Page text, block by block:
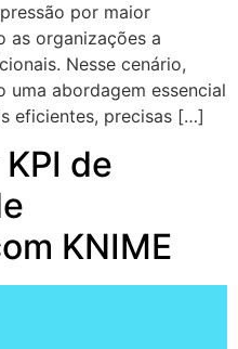
por maior
as organizações a
Nesse cenário,
abordagem essencial
eficientes, precisas […]
de
KNIME